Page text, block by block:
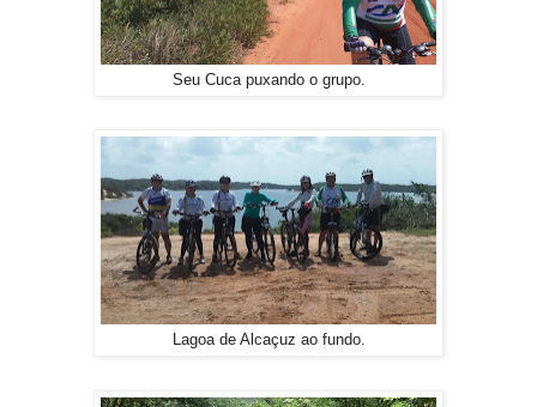
Seu Cuca puxando o grupo.
Lagoa de Alcaçuz ao fundo.